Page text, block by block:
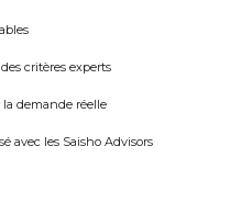
critères experts
demande réelle
avec les Saisho Advisors